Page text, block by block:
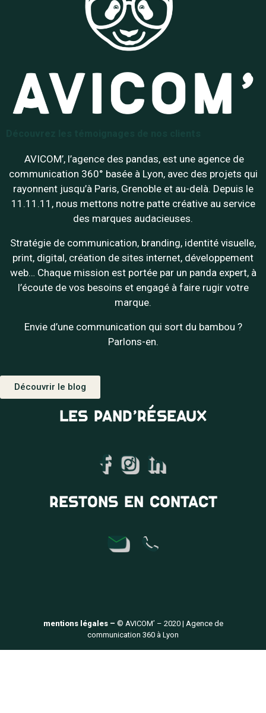
AVICOM’, l’agence des pandas, est une agence de
communication 360° basée à Lyon, avec des projets qui
rayonnent jusqu’à Paris, Grenoble et au-delà. Depuis le
11.11.11, nous mettons notre patte créative au service
des marques audacieuses.
Stratégie de communication, branding, identité visuelle,
print, digital, création de sites internet, développement
web… Chaque mission est portée par un panda expert, à
l’écoute de vos besoins et engagé à faire rugir votre
marque.
Envie d’une communication qui sort du bambou ?
Parlons-en.
Découvrir le blog
LES PAND’RÉSEAUX
RESTONS EN CONTACT
mentions légales – © AVICOM’ – 2020 | Agence de
communication 360 à Lyon